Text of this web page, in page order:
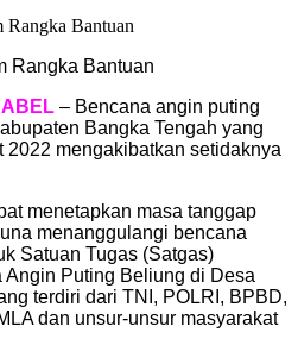
Rangka Bantuan
– Bencana angin puting
Bangka Tengah yang
2022 mengakibatkan setidaknya
menetapkan masa tanggap
menanggulangi bencana
Satuan Tugas (Satgas)
Puting Beliung di Desa
terdiri dari TNI, POLRI, BPBD,
dan unsur-unsur masyarakat